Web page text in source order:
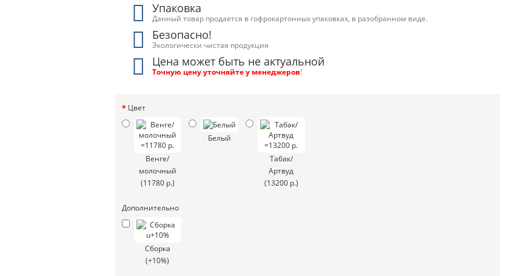
Упаковка
Данный товар продается в гофрокартонных упаковках, в разобранном виде.
Безопасно!
Экологически чистая продукция
Цена может быть не актуальной
Точную цену уточняйте у менеджеров!
Цвет
Венге/
молочный
(11780 р.)
Белый
Табак/
Артвуд
(13200 р.)
Дополнительно
Сборка
(+10%)